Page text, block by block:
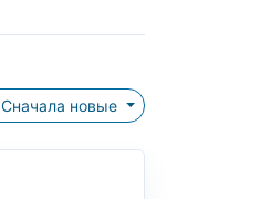
Сортировка: Сначала новые